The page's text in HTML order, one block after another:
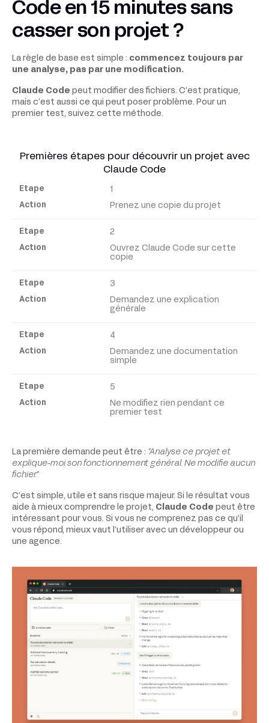
Code en 15 minutes sans
casser son projet ?
La règle de base est simple : commencez toujours par
une analyse, pas par une modification.
Claude Code peut modifier des fichiers. C’est pratique,
mais c’est aussi ce qui peut poser problème. Pour un
premier test, suivez cette méthode.
Premières étapes pour découvrir un projet avec
Claude Code
Étape
Action
1
Prenez une copie du projet
2
Ouvrez Claude Code sur cette
copie
3
Demandez une explication
générale
4
Demandez une documentation
simple
5
Ne modifiez rien pendant ce
premier test
La première demande peut être : “Analyse ce projet et
explique-moi son fonctionnement général. Ne modifie aucun
fichier.”
C’est simple, utile et sans risque majeur. Si le résultat vous
aide à mieux comprendre le projet, Claude Code peut être
intéressant pour vous. Si vous ne comprenez pas ce qu’il
vous répond, mieux vaut l’utiliser avec un développeur ou
une agence.